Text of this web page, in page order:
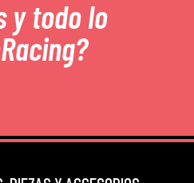
y todo lo